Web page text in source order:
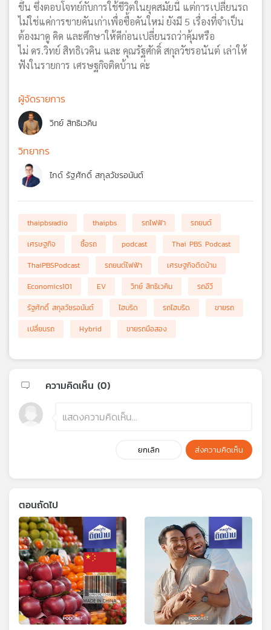
ขึ้น ซึ่งตอบโจทย์กับการใช้ชีวิตในยุคสมัยนี้ แต่การเปลี่ยนรถ
ไม่ใช่แค่การขายคันเก่าเพื่อซื้อคันใหม่ ยังมี 5 เรื่องที่จำเป็น
ต้องมาดู คิด และศึกษาให้ดีก่อนเปลี่ยนรถว่าคุ้มหรือ
ไม่ ดร.วิทย์ สิทธิเวคิน และ คุณรัฐศักดิ์ สกุลวัชรอนันต์ เล่าให้
ฟังในรายการ เศรษฐกิจติดบ้าน ค่ะ
ผู้จัดรายการ
วิทย์ สิทธิเวคิน
วิทยากร
ไกด์ รัฐศักดิ์ สกุลวัชรอนันต์
thaipbsradio thaipbs รถไฟฟ้า
รถยนต์
เศรษฐกิจ
ซื้อรถ podcast
Thai PBS Podcast
ThaiPBSPodcast
รถยนต์ไฟฟ้า
เศรษฐกิจติดบ้าน
Economics101
EV วิทย์ สิทธิเวคิน
รถอีวี
รัฐศักดิ์ สกุลวัชรอนันต์
ไฮบริด รถไฮบริด
ขายรถ
เปลี่ยนรถ
Hybrid ขายรถมือสอง
ความคิดเห็น (0)
ยกเลิก ส่งความคิดเห็น
ตอนถัดไป